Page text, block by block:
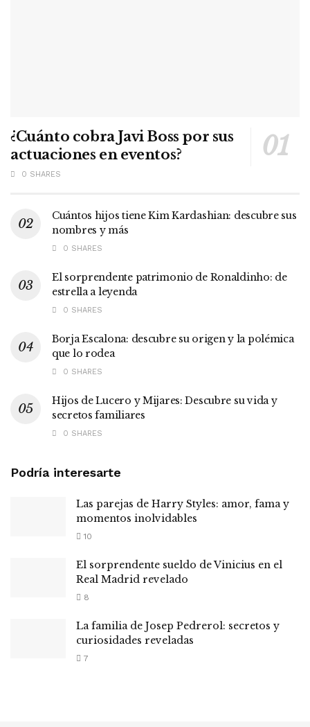
¿Cuánto cobra Javi Boss por sus
actuaciones en eventos?
0 SHARES
Cuántos hijos tiene Kim Kardashian: descubre sus
nombres y más
0 SHARES
El sorprendente patrimonio de Ronaldinho: de
estrella a leyenda
0 SHARES
Borja Escalona: descubre su origen y la polémica
que lo rodea
0 SHARES
Hijos de Lucero y Mijares: Descubre su vida y
secretos familiares
0 SHARES
Podría interesarte
Las parejas de Harry Styles: amor, fama y
momentos inolvidables
10
El sorprendente sueldo de Vinicius en el
Real Madrid revelado
8
La familia de Josep Pedrerol: secretos y
curiosidades reveladas
7